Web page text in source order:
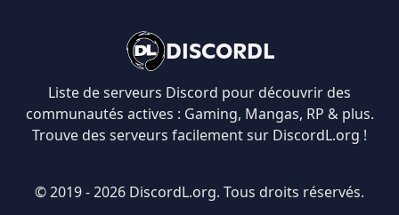
DISCORDL
Liste de serveurs Discord pour découvrir des
communautés actives : Gaming, Mangas, RP & plus.
Trouve des serveurs facilement sur DiscordL.org !
© 2019 - 2026 DiscordL.org. Tous droits réservés.